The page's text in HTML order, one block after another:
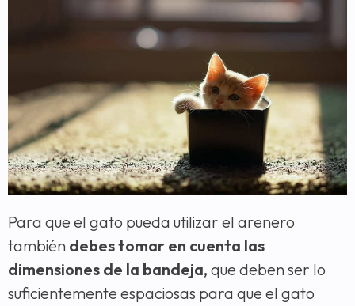
Para que el gato pueda utilizar el arenero
también debes tomar en cuenta las
dimensiones de la bandeja, que deben ser lo
suficientemente espaciosas para que el gato